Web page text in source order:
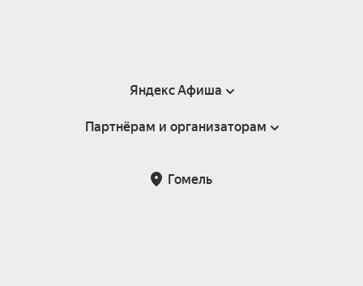
Яндекс Афиша
Справка
Партнёрам и организаторам
Гомель